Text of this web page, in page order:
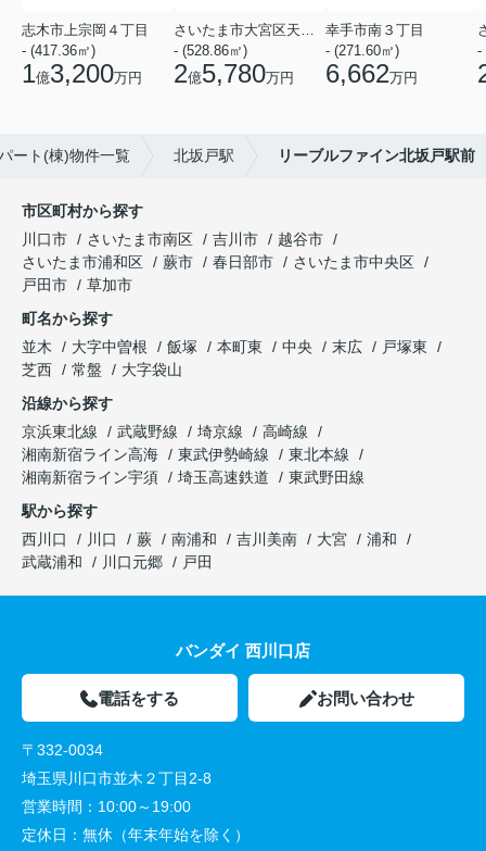
志木市上宗岡４丁目
- (417.36㎡)
1億3,200万円
- (528.86㎡)
2億5,780万円
幸手市南３丁目
- (271.60㎡)
6,662万円
-
ート(棟)物件一覧 北坂戸駅 リーブルファイン北坂戸駅前
市区町村から探す
川口市
さいたま市南区 吉川市
越谷市
さいたま市浦和区
蕨市 春日部市
さいたま市中央区
戸田市
草加市
町名から探す
並木
大字中曽根 飯塚 本町東 中央 末広
戸塚東
芝西
常盤
大字袋山
沿線から探す
京浜東北線
武蔵野線 埼京線
高崎線
湘南新宿ライン高海
東武伊勢崎線
東北本線
湘南新宿ライン宇須
埼玉高速鉄道
東武野田線
駅から探す
西川口
川口 蕨 南浦和 吉川美南 大宮
浦和
武蔵浦和
川口元郷 戸田
バンダイ 西川口店
電話をする お問い合わせ
〒332-0034
埼玉県川口市並木２丁目2-8
営業時間： 10:00～19:00
定休日： 無休（年末年始を除く）